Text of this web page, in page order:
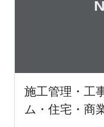
施工管理・工
ム・住宅・商